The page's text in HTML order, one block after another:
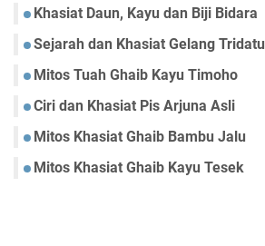
Khasiat Daun, Kayu dan Biji Bidara
Sejarah dan Khasiat Gelang Tridatu
Mitos Tuah Ghaib Kayu Timoho
Ciri dan Khasiat Pis Arjuna Asli
Mitos Khasiat Ghaib Bambu Jalu
Mitos Khasiat Ghaib Kayu Tesek